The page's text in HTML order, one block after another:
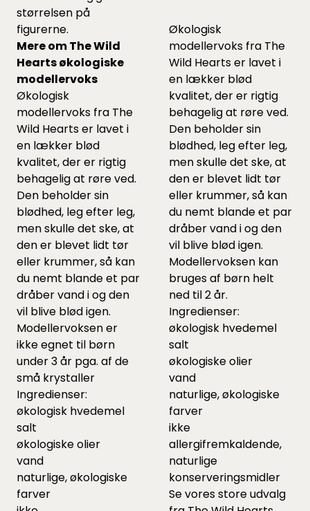
størrelsen på
figurerne.
Mere om The Wild
Hearts økologiske
modellervoks
Økologisk
modellervoks fra The
Wild Hearts er lavet i
en lækker blød
kvalitet, der er rigtig
behagelig at røre ved.
Den beholder sin
blødhed, leg efter leg,
men skulle det ske, at
den er blevet lidt tør
eller krummer, så kan
du nemt blande et par
dråber vand i og den
vil blive blød igen.
Modellervoksen er
ikke egnet til børn
under 3 år pga. af de
små krystaller
Ingredienser:
økologisk hvedemel
salt
økologiske olier
vand
naturlige, økologiske
farver
Økologisk
modellervoks fra The
Wild Hearts er lavet i
en lækker blød
kvalitet, der er rigtig
behagelig at røre ved.
Den beholder sin
blødhed, leg efter leg,
men skulle det ske, at
den er blevet lidt tør
eller krummer, så kan
du nemt blande et par
dråber vand i og den
vil blive blød igen.
Modellervoksen kan
bruges af børn helt
ned til 2 år.
Ingredienser:
økologisk hvedemel
salt
økologiske olier
vand
naturlige, økologiske
farver
ikke
allergifremkaldende,
naturlige
konserveringsmidler
Se vores store udvalg